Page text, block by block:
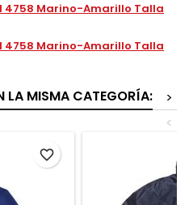
4758 Marino-Amarillo Talla
4758 Marino-Amarillo Talla
LA MISMA CATEGORÍA:
>
<
favorite_border